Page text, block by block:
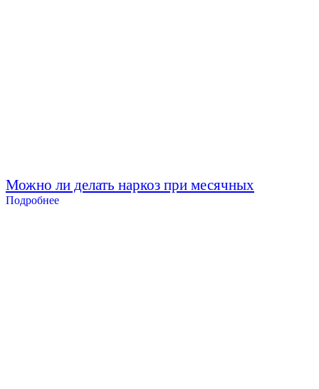
Можно ли делать наркоз при месячных
Подробнее